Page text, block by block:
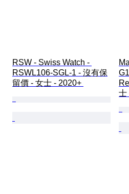
RSW - Swiss Watch -
RSWL106-SGL-1 - 沒有保
留價 - 女士 - 2020+
士